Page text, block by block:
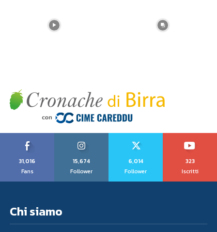
31,016
Fans
15,674
Follower
6,014
Follower
323
Iscritti
Chi siamo